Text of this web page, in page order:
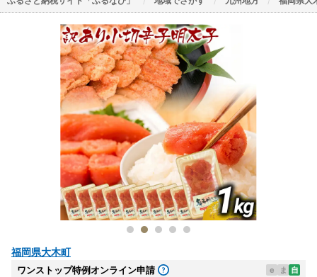
福岡県大木町
ワンストップ特例オンライン申請 e ま 自